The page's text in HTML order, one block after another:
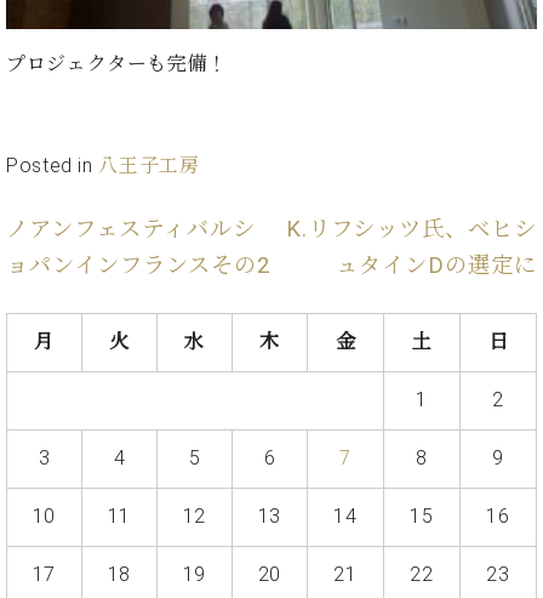
プロジェクターも完備！
Posted in 八王子工房
ノアンフェスティバルシ
ョパンインフランスその2
K.リフシッツ氏、ベヒシ
ュタインDの選定に
月 火 水 木 金 土 日
1 2
3 4 5 6 7 8 9
10 11 12 13 14 15 16
17 18 19 20 21 22 23